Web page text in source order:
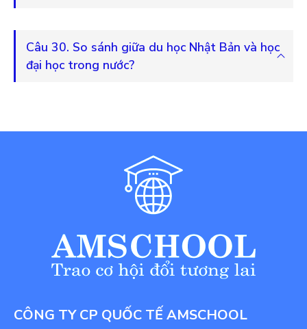
Câu 30. So sánh giữa du học Nhật Bản và học
đại học trong nước?
CÔNG TY CP QUỐC TẾ AMSCHOOL